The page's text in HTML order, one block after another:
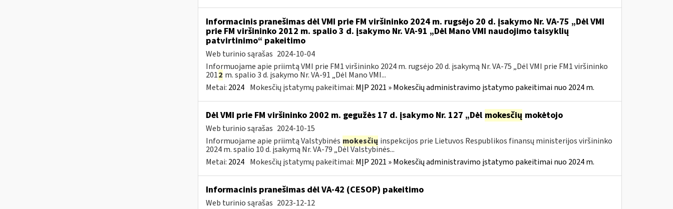
Informacinis pranešimas dėl VMI prie FM viršininko 2024 m. rugsėjo 20 d. įsakymo Nr. VA-75 „Dėl VMI
prie FM viršininko 2012 m. spalio 3 d. įsakymo Nr. VA-91 „Dėl Mano VMI naudojimo taisyklių
patvirtinimo“ pakeitimo
Web turinio sąrašas 2024-10-04
Informuojame apie priimtą VMI prie FM1 viršininko 2024 m. rugsėjo 20 d. įsakymą Nr. VA-75 „Dėl VMI prie FM1 viršininko
2012 m. spalio 3 d. įsakymo Nr. VA-91 „Dėl Mano VMI...
Metai: 2024 Mokesčių įstatymų pakeitimai: MĮP 2021 » Mokesčių administravimo įstatymo pakeitimai nuo 2024 m.
Dėl VMI prie FM viršininko 2002 m. gegužės 17 d. įsakymo Nr. 127 „Dėl mokesčių mokėtojo
Web turinio sąrašas 2024-10-15
Informuojame apie priimtą Valstybinės mokesčių inspekcijos prie Lietuvos Respublikos finansų ministerijos viršininko
2024 m. spalio 10 d. įsakymą Nr. VA-79 „Dėl Valstybinės...
Metai: 2024 Mokesčių įstatymų pakeitimai: MĮP 2021 » Mokesčių administravimo įstatymo pakeitimai nuo 2024 m.
Informacinis pranešimas dėl VA-42 (CESOP) pakeitimo
Web turinio sąrašas 2023-12-12